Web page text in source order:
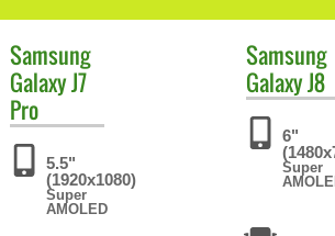
Samsung
Galaxy J7
Pro
5.5"
(1920x1080)
Super
AMOLED
Samsung
Galaxy J8
6"
Super